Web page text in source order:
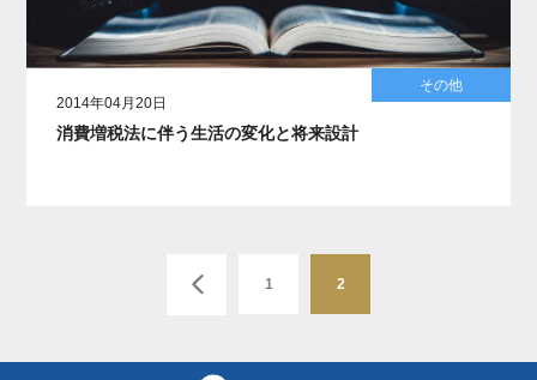
その他
2014年04月20日
消費増税法に伴う生活の変化と将来設計
1 2